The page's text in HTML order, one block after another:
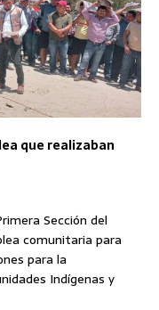
que realizaban
Sección del
comunitaria para
para la
Indígenas y